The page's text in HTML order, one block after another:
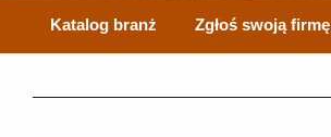
Katalog branż Zgłoś swoją firmę